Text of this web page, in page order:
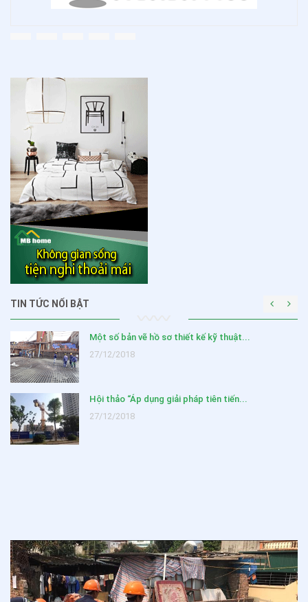
TIN TỨC NỔI BẬT
Một số bản vẽ hồ sơ thiết kế kỹ thuật...
27/12/2018
Hội thảo “Áp dụng giải pháp tiên tiến...
27/12/2018